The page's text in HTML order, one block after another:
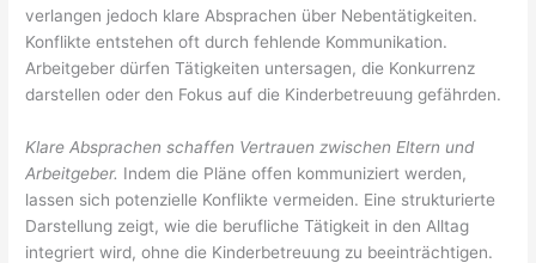
verlangen jedoch klare Absprachen über Nebentätigkeiten.
Konflikte entstehen oft durch fehlende Kommunikation.
Arbeitgeber dürfen Tätigkeiten untersagen, die Konkurrenz
darstellen oder den Fokus auf die Kinderbetreuung gefährden.
Klare Absprachen schaffen Vertrauen zwischen Eltern und
Arbeitgeber. Indem die Pläne offen kommuniziert werden,
lassen sich potenzielle Konflikte vermeiden. Eine strukturierte
Darstellung zeigt, wie die berufliche Tätigkeit in den Alltag
integriert wird, ohne die Kinderbetreuung zu beeinträchtigen.